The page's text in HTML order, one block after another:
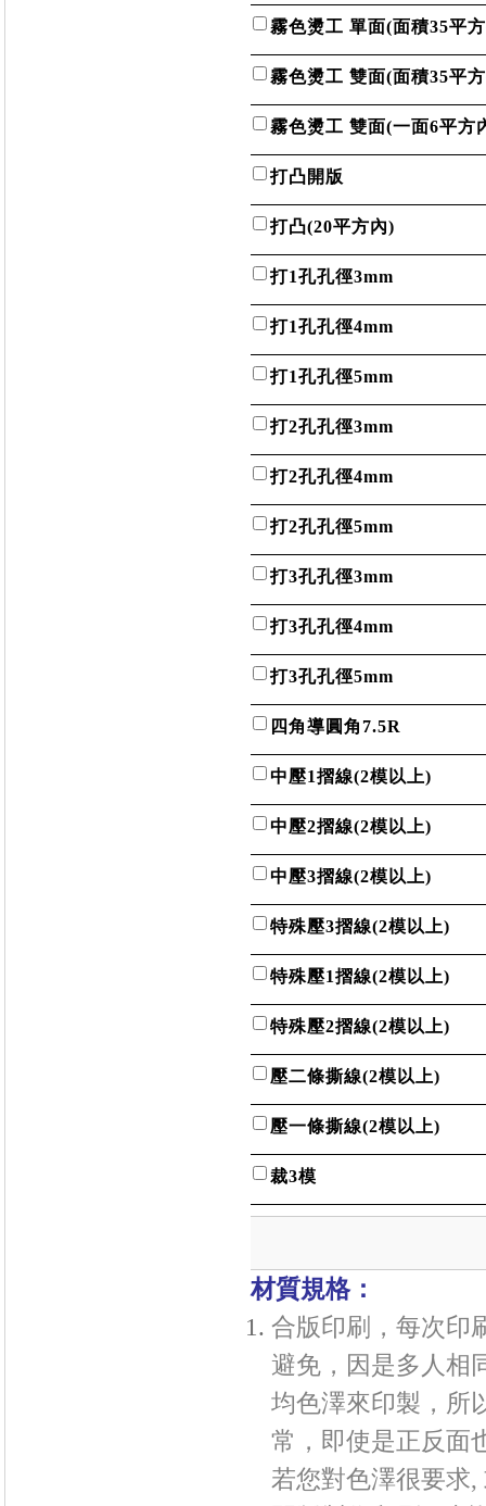
霧色燙工 單面(面積35平
霧色燙工 雙面(面積35平
霧色燙工 雙面(一面6平方
打凸開版
打凸(20平方內)
打1孔孔徑3mm
打1孔孔徑4mm
打1孔孔徑5mm
打2孔孔徑3mm
打2孔孔徑4mm
打2孔孔徑5mm
打3孔孔徑3mm
打3孔孔徑4mm
打3孔孔徑5mm
四角導圓角7.5R
中壓1摺線(2模以上)
中壓2摺線(2模以上)
中壓3摺線(2模以上)
特殊壓3摺線(2模以上)
特殊壓1摺線(2模以上)
特殊壓2摺線(2模以上)
壓二條撕線(2模以上)
壓一條撕線(2模以上)
裁3模
材質規格：
合版印刷，每次印
避免，因是多人相
均色澤來印製，所
常，即使是正反面
若您對色澤很要求